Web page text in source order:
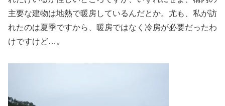
主要な建物は地熱で暖房しているんだとか。尤も、私が訪
れたのは夏季ですから、暖房ではなく冷房が必要だったわ
けですけど…。